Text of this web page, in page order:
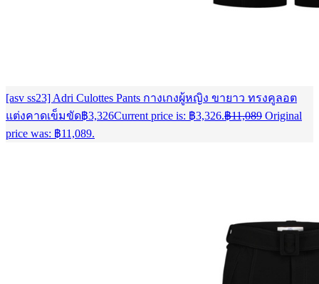
[asv ss23] Adri Culottes Pants กางเกงผู้หญิง ขายาว ทรงคูลอต
แต่งคาดเข็มขัด฿3,326Current price is: ฿3,326.฿11,089 Original
price was: ฿11,089.